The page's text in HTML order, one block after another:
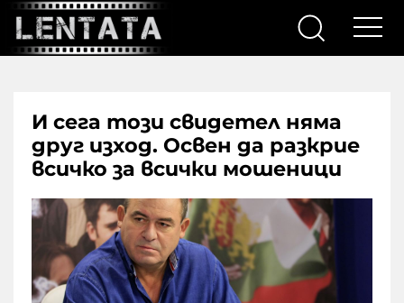
И сега този свидетел няма
друг изход. Освен да разкрие
всичко за всички мошеници